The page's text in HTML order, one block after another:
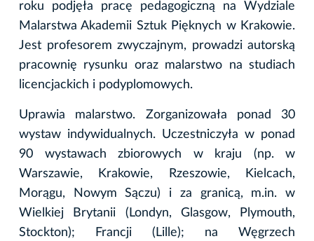
roku podjęła pracę pedagogiczną na Wydziale
Malarstwa Akademii Sztuk Pięknych w Krakowie.
Jest profesorem zwyczajnym, prowadzi autorską
pracownię rysunku oraz malarstwo na studiach
licencjackich i podyplomowych.
Uprawia malarstwo. Zorganizowała ponad 30
wystaw indywidualnych. Uczestniczyła w ponad
90 wystawach zbiorowych w kraju (np. w
Warszawie, Krakowie, Rzeszowie, Kielcach,
Morągu, Nowym Sączu) i za granicą, m.in. w
Wielkiej Brytanii (Londyn, Glasgow, Plymouth,
Stockton); Francji (Lille); na Węgrzech